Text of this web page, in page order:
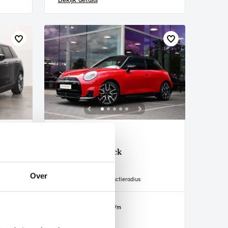
Over
Hatchback
John Cooper Works
402 km actieradius
p/m